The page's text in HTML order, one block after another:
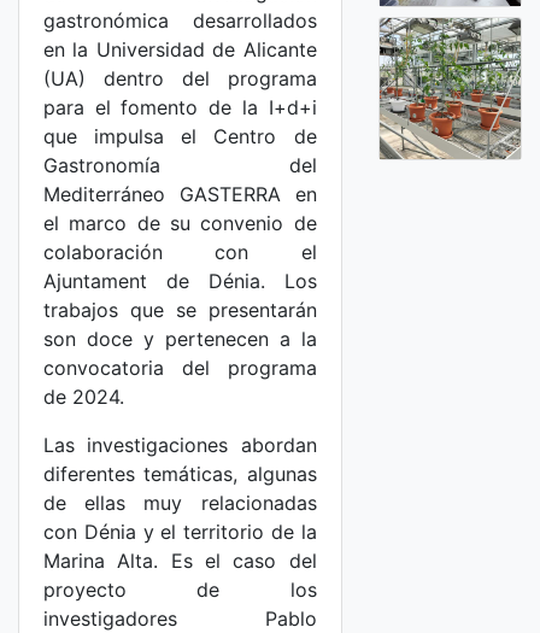
gastronómica desarrollados
en la Universidad de Alicante
(UA) dentro del programa
para el fomento de la I+d+i
que impulsa el Centro de
Gastronomía del
Mediterráneo GASTERRA en
el marco de su convenio de
colaboración con el
Ajuntament de Dénia. Los
trabajos que se presentarán
son doce y pertenecen a la
convocatoria del programa
de 2024.
Las investigaciones abordan
diferentes temáticas, algunas
de ellas muy relacionadas
con Dénia y el territorio de la
Marina Alta. Es el caso del
proyecto de los
investigadores Pablo